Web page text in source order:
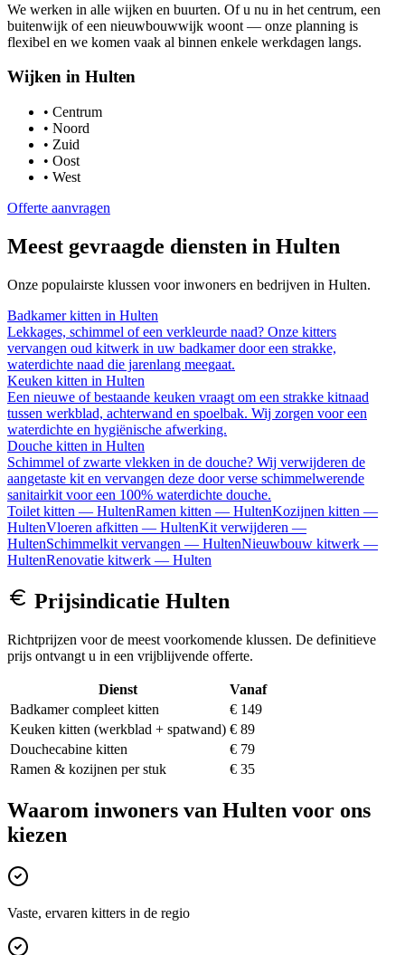
We werken in alle wijken en buurten. Of u nu in het centrum, een
buitenwijk of een nieuwbouwwijk woont — onze planning is
flexibel en we komen vaak al binnen enkele werkdagen langs.
Wijken in Hulten
• Centrum
• Noord
• Zuid
• Oost
• West
Offerte aanvragen
Meest gevraagde diensten in Hulten
Onze populairste klussen voor inwoners en bedrijven in Hulten.
Badkamer kitten in Hulten
Lekkages, schimmel of een verkleurde naad? Onze kitters
vervangen oud kitwerk in uw badkamer door een strakke,
waterdichte naad die jarenlang meegaat.
Keuken kitten in Hulten
Een nieuwe of bestaande keuken vraagt om een strakke kitnaad
tussen werkblad, achterwand en spoelbak. Wij zorgen voor een
waterdichte en hygiënische afwerking.
Douche kitten in Hulten
Schimmel of zwarte vlekken in de douche? Wij verwijderen de
aangetaste kit en vervangen deze door verse schimmelwerende
sanitairkit voor een 100% waterdichte douche.
Toilet kitten — HultenRamen kitten — HultenKozijnen kitten —
HultenVloeren afkitten — HultenKit verwijderen —
HultenSchimmelkit vervangen — HultenNieuwbouw kitwerk —
HultenRenovatie kitwerk — Hulten
Prijsindicatie Hulten
Richtprijzen voor de meest voorkomende klussen. De definitieve
prijs ontvangt u in een vrijblijvende offerte.
Dienst
Vanaf
Badkamer compleet kitten
€ 149
Keuken kitten (werkblad + spatwand) € 89
Douchecabine kitten
€ 79
Ramen & kozijnen per stuk
€ 35
Waarom inwoners van Hulten voor ons
kiezen
Vaste, ervaren kitters in de regio